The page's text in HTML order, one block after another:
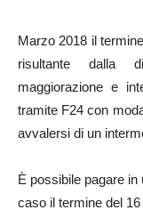
Marzo 2018 il
risultante dalla
maggiorazione e
tramite F24 con
avvalersi di un
È possibile pagare in
caso il termine del